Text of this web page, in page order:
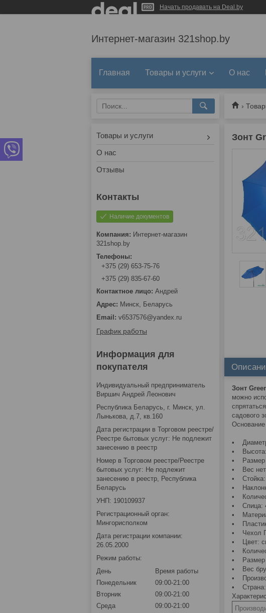
Начать продавать на Deal.by
Интернет-магазин 321shop.by
Главная Товары и услуги О нас
Зонт
Зонт
можно
садового
Основание
•
•
• Размер
• Вес
• Стойка:
•
•
• Спица:
•
•
• Чехол
• Цвет:
•
• Размер
• Вес
•
• Страна:
Товары и услуги
О нас
Отзывы
Наличие документов
Интернет-магазин
321shop.by
+375 (29) 653-75-76
+375 (29) 835-67-60
Андрей
Минск, Беларусь
v6537576@yandex.ru
График работы
Информация для
покупателя
Индивидуальный предприниматель
Виршич Андрей Леонович
Республика Беларусь, г. Минск, ул.
Лынькова, д.7, кв.160
Дата регистрации в Торговом реестре/
Реестре бытовых услуг: Не подлежит
занесению в реестр
Номер в Торговом реестре/Реестре
бытовых услуг: Не подлежит
занесению в реестр, Республика
Беларусь
УНП: 190109937
Регистрационный орган:
Мингорисполком
Дата регистрации компании:
26.05.2000
Режим работы:
День
Время работы
Понедельник
09:00-21:00
Вторник
09:00-21:00
Среда
09:00-21:00